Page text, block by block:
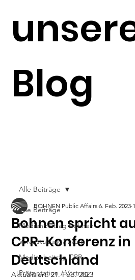
Blog
Alle Beiträge
Medienbeitrag Bohnen
Veranstaltung/ Event
Medienbeitrag CPR
Präsentation / Vortrag
Alle Beiträge
Bohnen spricht
CPR-Konferenz in
Deutschland
BOHNEN Public Affairs 6. Feb. 2023
Aktualisiert:21. Feb. 2023